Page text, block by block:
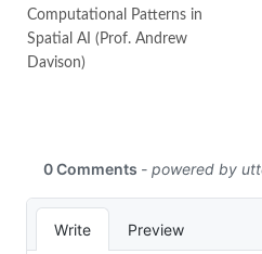
Computational Patterns in
Spatial AI (Prof. Andrew
Davison)